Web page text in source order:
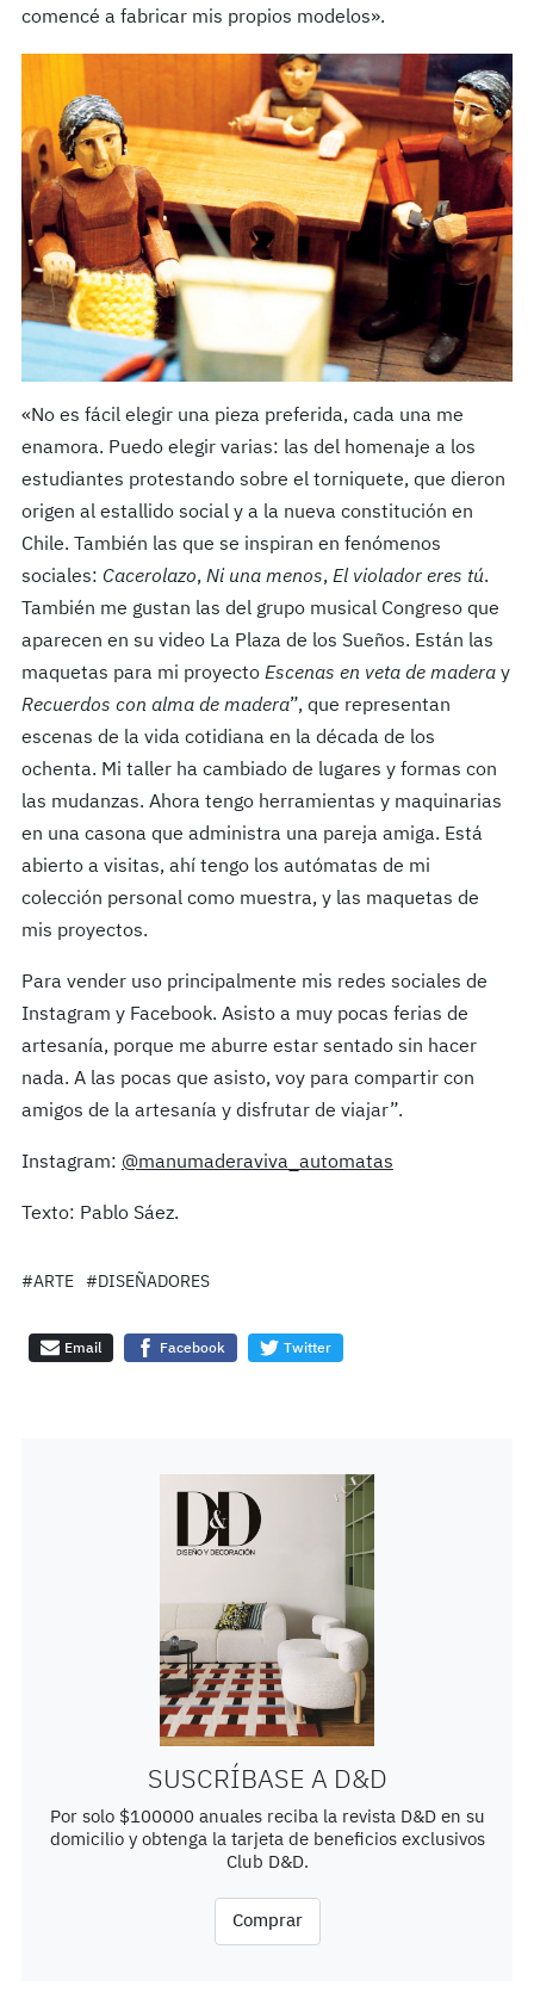
comencé a fabricar mis propios modelos».
«No es fácil elegir una pieza preferida, cada una me
enamora. Puedo elegir varias: las del homenaje a los
estudiantes protestando sobre el torniquete, que dieron
origen al estallido social y a la nueva constitución en
Chile. También las que se inspiran en fenómenos
sociales: Cacerolazo, Ni una menos, El violador eres tú.
También me gustan las del grupo musical Congreso que
aparecen en su video La Plaza de los Sueños. Están las
maquetas para mi proyecto Escenas en veta de maderay
Recuerdos con alma de madera”, que representan
escenas de la vida cotidiana en la década de los
ochenta. Mi taller ha cambiado de lugares y formas con
las mudanzas. Ahora tengo herramientas y maquinarias
en una casona que administra una pareja amiga. Está
abierto a visitas, ahí tengo los autómatas de mi
colección personal como muestra, y las maquetas de
mis proyectos.
Para vender uso principalmente mis redes sociales de
Instagram y Facebook. Asisto a muy pocas ferias de
artesanía, porque me aburre estar sentado sin hacer
nada. A las pocas que asisto, voy para compartir con
amigos de la artesanía y disfrutar de viajar”.
Instagram: @manumaderaviva_automatas
Texto: Pablo Sáez.
#ARTE #DISEÑADORES
Email Facebook Twitter
SUSCRÍBASE A D&D
Por solo $100000 anuales reciba la revista D&D en su
domicilio y obtenga la tarjeta de beneficios exclusivos
Club D&D.
Comprar